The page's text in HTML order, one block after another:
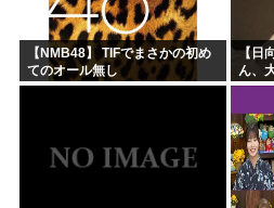
【NMB48】 TIFでまさかの初め
てのオール無し
【日
ん、